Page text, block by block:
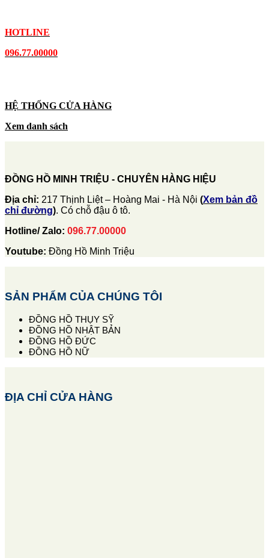
HOTLINE
096.77.00000
HỆ THỐNG CỬA HÀNG
Xem danh sách
ĐỒNG HỒ MINH TRIỆU - CHUYÊN HÀNG HIỆU
Địa chỉ: 217 Thịnh Liệt – Hoàng Mai - Hà Nội (Xem bản đồ
chỉ đường). Có chỗ đậu ô tô.
Hotline/ Zalo: 096.77.00000
Youtube: Đồng Hồ Minh Triệu
SẢN PHẨM CỦA CHÚNG TÔI
ĐỒNG HỒ THỤY SỸ
ĐỒNG HỒ NHẬT BẢN
ĐỒNG HỒ ĐỨC
ĐỒNG HỒ NỮ
ĐỊA CHỈ CỬA HÀNG